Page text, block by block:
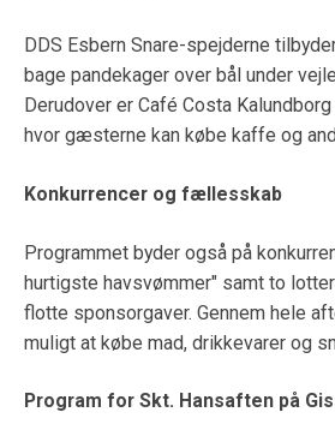
DDS Esbern Snare-spejderne
bage pandekager over bål under
Derudover er Café Costa
hvor gæsterne kan købe kaffe og
Konkurrencer og fællesskab
Programmet byder også på
hurtigste havsvømmer" samt to
flotte sponsorgaver. Gennem hele
muligt at købe mad, drikkevarer og
Program for Skt. Hansaften på